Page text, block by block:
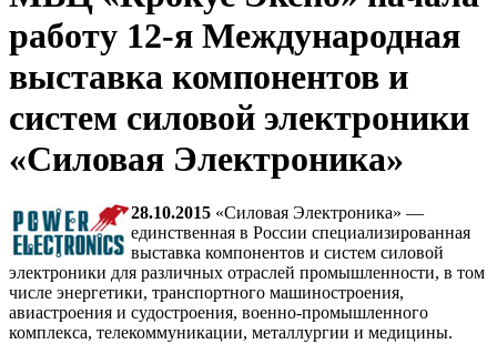
работу 12-я Международная
выставка компонентов и
систем силовой электроники
«Силовая Электроника»
28.10.2015 «Силовая Электроника» —
единственная в России специализированная
выставка компонентов и систем силовой
электроники для различных отраслей промышленности, в том
числе энергетики, транспортного машиностроения,
авиастроения и судостроения, военно-промышленного
комплекса, телекоммуникации, металлургии и медицины.